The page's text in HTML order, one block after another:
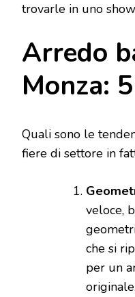
trovarle in uno
Arredo
Monza:
Quali sono le
fiere di settore in
veloce,
che si
per un
originale.